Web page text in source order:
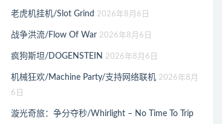
老虎机挂机/Slot Grind 2026年8月6日
战争洪流/Flow Of War 2026年8月6日
疯狗斯坦/DOGENSTEIN 2026年8月6日
机械狂欢/Machine Party/支持网络联机 2026年8月
6日
漩光奇旅：争分夺秒/Whirlight – No Time To Trip